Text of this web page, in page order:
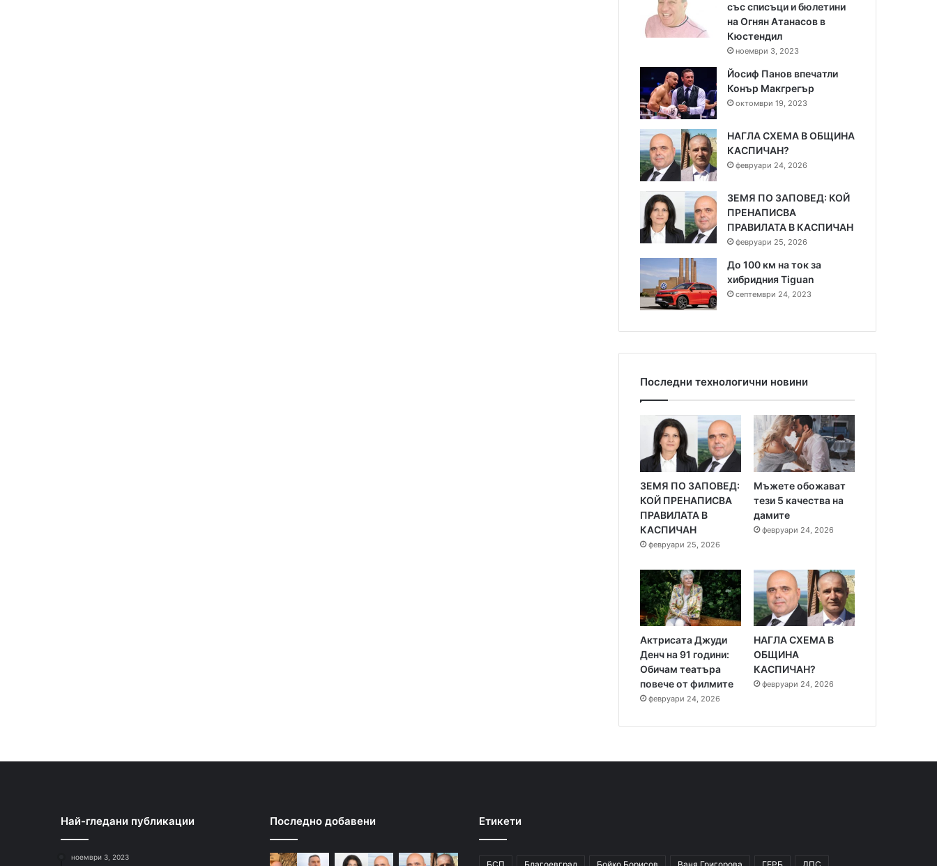
със списъци и бюлетини
на Огнян Атанасов в
Кюстендил
ноември 3, 2023
Йосиф Панов впечатли
Конър Макгрегър
октомври 19, 2023
НАГЛА СХЕМА В ОБЩИНА
КАСПИЧАН?
февруари 24, 2026
ЗЕМЯ ПО ЗАПОВЕД: КОЙ
ПРЕНАПИСВА
ПРАВИЛАТА В КАСПИЧАН
февруари 25, 2026
До 100 км на ток за
хибридния Tiguan
септември 24, 2023
Последни технологични новини
ЗЕМЯ ПО ЗАПОВЕД:
КОЙ ПРЕНАПИСВА
ПРАВИЛАТА В
КАСПИЧАН
февруари 25, 2026
Мъжете обожават
тези 5 качества на
дамите
февруари 24, 2026
Актрисата Джуди
Денч на 91 години:
Обичам театъра
повече от филмите
февруари 24, 2026
НАГЛА СХЕМА В
ОБЩИНА
КАСПИЧАН?
февруари 24, 2026
Най-гледани публикации
ноември 3, 2023
Последно добавени Етикети